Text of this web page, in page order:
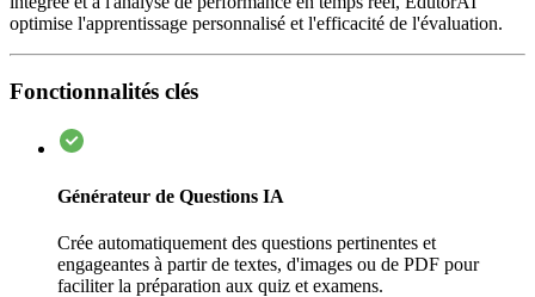
optimise l'apprentissage personnalisé et l'efficacité de l'évaluation.
Fonctionnalités clés
Générateur de Questions IA
Crée automatiquement des questions pertinentes et
engageantes à partir de textes, d'images ou de PDF pour
faciliter la préparation aux quiz et examens.